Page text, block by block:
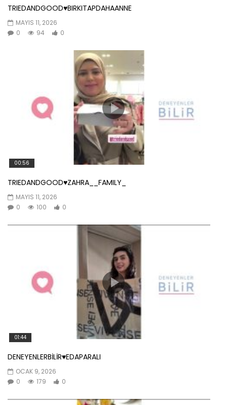
TRIEDANDGOOD♥️BIRKITAPDAHAANNE
MAYIS 11, 2026
0
94 0
00:56
TRIEDANDGOOD♥️ZAHRA__FAMILY_
MAYIS 11, 2026
0
100 0
01:44
DENEYENLERBİLİR♥️EDAPARALI
OCAK 9, 2026
0
179 0